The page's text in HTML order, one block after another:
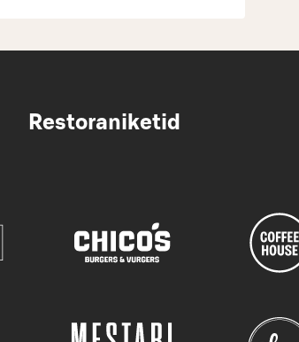
Restoraniketid